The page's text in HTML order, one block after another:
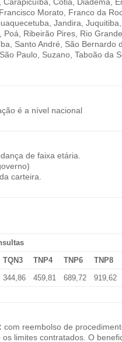
Morato, Franco da
Jandira,
Poá, Ribeirão Pires, Rio
Santo André, São Bernardo
Paulo, Suzano, Taboão da
é a nível nacional
de faixa etária.
carteira.
TQN3 TNP4 TNP6
TNP8
344,86 459,81 689,72 919,62
com reembolso de
limites contratados. O